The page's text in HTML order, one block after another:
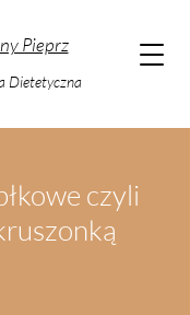
Pieprz
Dietetyczna
czyli